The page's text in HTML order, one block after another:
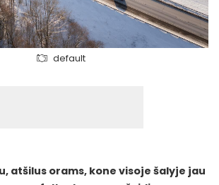
default
atšilus orams, kone visoje šalyje jau